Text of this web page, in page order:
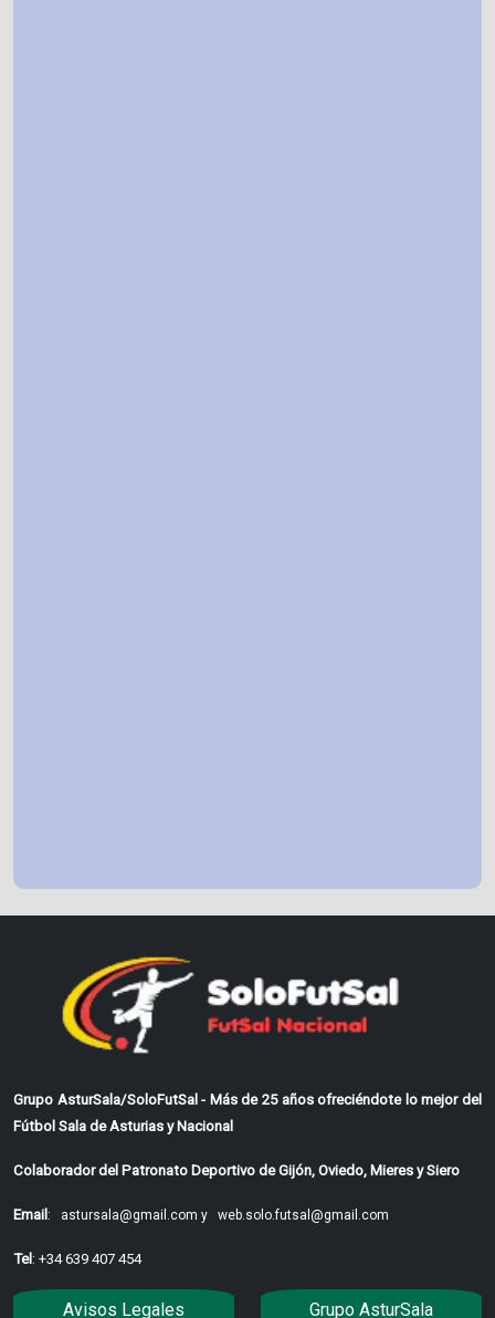
Grupo AsturSala/SoloFutSal - Más de 25 años ofreciéndote lo mejor del
Fútbol Sala de Asturias y Nacional
Colaborador del Patronato Deportivo de Gijón, Oviedo, Mieres y Siero
Email: astursala@gmail.com y web.solo.futsal@gmail.com
Tel: +34 639 407 454
Avisos Legales Grupo AsturSala